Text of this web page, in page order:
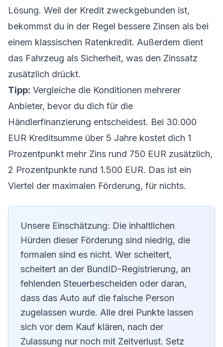
Lösung. Weil der Kredit zweckgebunden ist,
bekommst du in der Regel bessere Zinsen als bei
einem klassischen Ratenkredit. Außerdem dient
das Fahrzeug als Sicherheit, was den Zinssatz
zusätzlich drückt.
Tipp: Vergleiche die Konditionen mehrerer
Anbieter, bevor du dich für die
Händlerfinanzierung entscheidest. Bei 30.000
EUR Kreditsumme über 5 Jahre kostet dich 1
Prozentpunkt mehr Zins rund 750 EUR zusätzlich,
2 Prozentpunkte rund 1.500 EUR. Das ist ein
Viertel der maximalen Förderung, für nichts.
Unsere Einschätzung: Die inhaltlichen
Hürden dieser Förderung sind niedrig, die
formalen sind es nicht. Wer scheitert,
scheitert an der BundID-Registrierung, an
fehlenden Steuerbescheiden oder daran,
dass das Auto auf die falsche Person
zugelassen wurde. Alle drei Punkte lassen
sich vor dem Kauf klären, nach der
Zulassung nur noch mit Zeitverlust. Setz